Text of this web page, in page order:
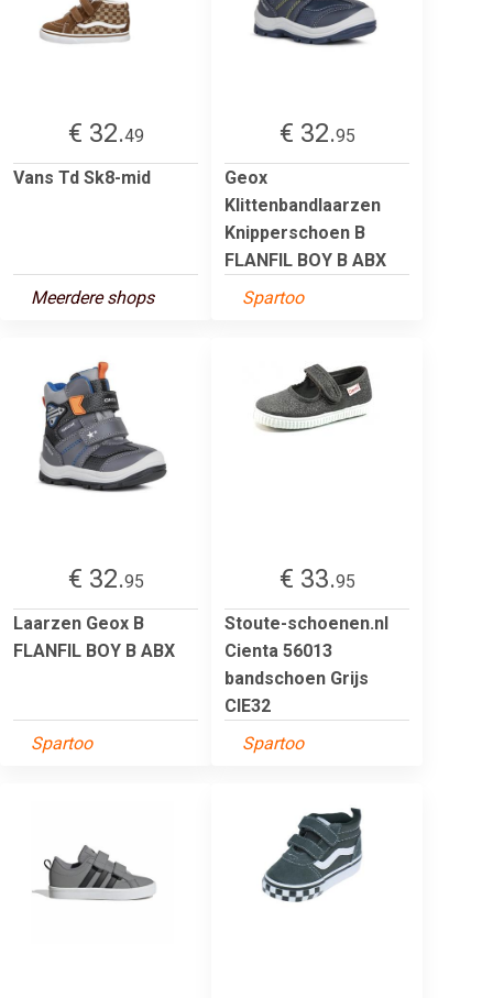
€ 32.49
Vans Td Sk8-mid
Meerdere shops
€ 32.95
Geox
Klittenbandlaarzen
Knipperschoen B
FLANFIL BOY B ABX
Spartoo
€ 32.95
Laarzen Geox B
FLANFIL BOY B ABX
Spartoo
€ 33.95
Stoute-schoenen.nl
Cienta 56013
bandschoen Grijs
CIE32
Spartoo